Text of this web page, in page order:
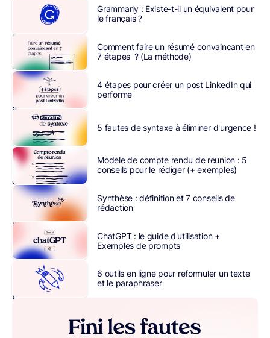
suffisent
pas
à
mener
des
actions
complexes.
De
vraies
compétences
en
gestion
projet
nécessaires.
planification
Grammarly : Existe-t-il un équivalent pour
le français ?
Comment faire un résumé convaincant en
7 étapes ? (La méthode)
4 étapes pour créer un post LinkedIn qui
performe
5 fautes de syntaxe à éliminer d'urgence !
Modèle de compte rendu de réunion : 5
conseils pour le rédiger (+ exemples)
Synthèse : définition et 7 conseils de
rédaction
ChatGPT : le guide d'utilisation +
Exemples de prompts
6 outils en ligne pour reformuler un texte
et le paraphraser